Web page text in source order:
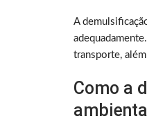
A
transporte,
Como a